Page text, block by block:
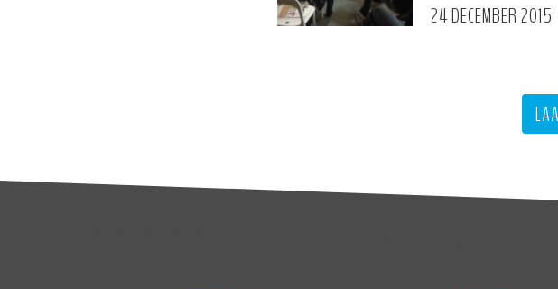
24 DECEMBER 2015